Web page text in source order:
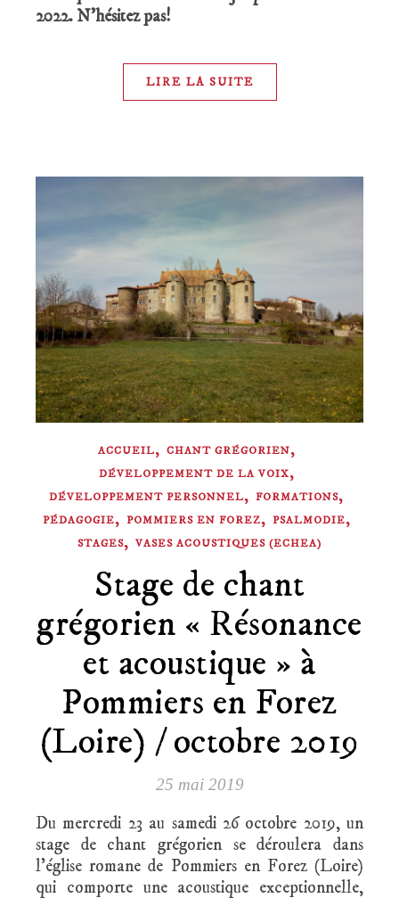
2022. N’hésitez pas!
LIRE LA SUITE
ACCUEIL, CHANT GRÉGORIEN,
DÉVELOPPEMENT DE LA VOIX,
DÉVELOPPEMENT PERSONNEL, FORMATIONS,
PÉDAGOGIE, POMMIERS EN FOREZ, PSALMODIE,
STAGES, VASES ACOUSTIQUES (ECHEA)
Stage de chant
grégorien « Résonance
et acoustique » à
Pommiers en Forez
(Loire) / octobre 2019
25 mai 2019
Du mercredi 23 au samedi 26 octobre 2019, un
stage de chant grégorien se déroulera dans
l’église romane de Pommiers en Forez (Loire)
qui comporte une acoustique exceptionnelle,